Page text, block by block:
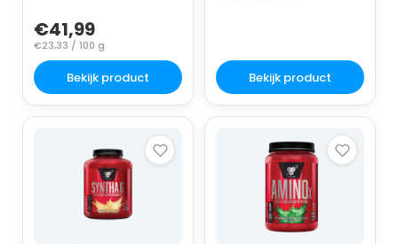
€41,99
€23,33 / 100 g
Bekijk product Bekijk product